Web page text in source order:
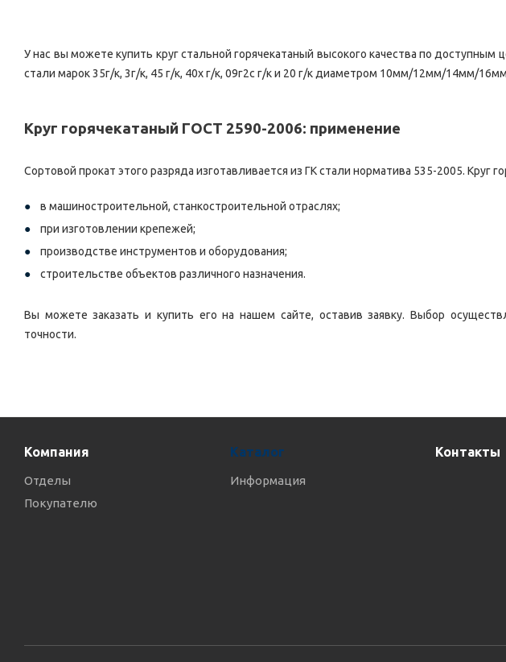
У нас вы можете купить круг стальной горячекатаный высокого качества по доступным
стали марок 35г/к, 3г/к, 45 г/к, 40х г/к, 09г2с г/к и 20 г/к диаметром 10мм/12мм/14мм/
Круг горячекатаный ГОСТ 2590-2006: применение
Сортовой прокат этого разряда изготавливается из ГК стали норматива 535-2005. Круг
в машиностроительной, станкостроительной отраслях;
при изготовлении крепежей;
производстве инструментов и оборудования;
строительстве объектов различного назначения.
Вы можете заказать и купить его на нашем сайте, оставив заявку. Выбор
точности.
Компания
Отделы
Покупателю
Каталог
Информация
Контакты